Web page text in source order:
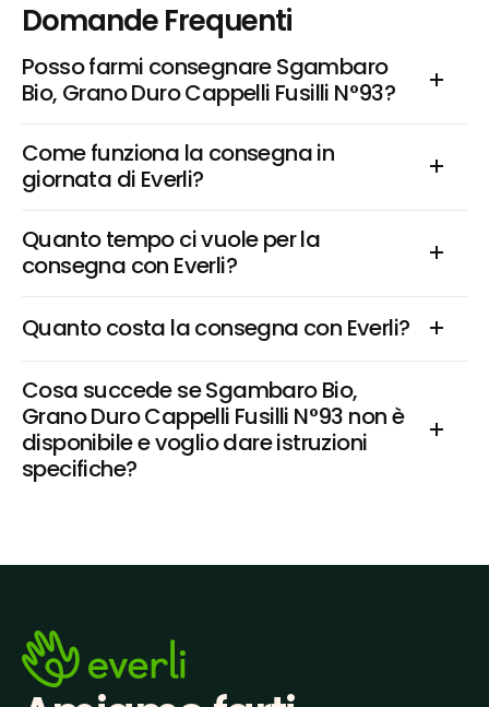
Domande Frequenti
Posso farmi consegnare Sgambaro
Bio, Grano Duro Cappelli Fusilli N°93?
Come funziona la consegna in
giornata di Everli?
Quanto tempo ci vuole per la
consegna con Everli?
Quanto costa la consegna con Everli?
Cosa succede se Sgambaro Bio,
Grano Duro Cappelli Fusilli N°93 non è
disponibile e voglio dare istruzioni
specifiche?